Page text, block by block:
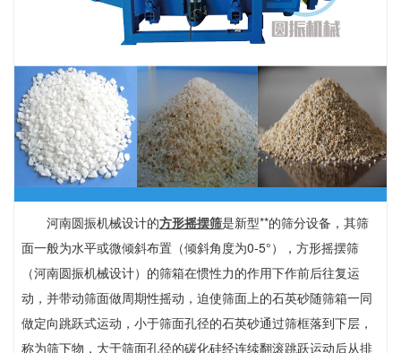
河南圆振机械设计的方形摇摆筛是新型**的筛分设备，其筛
面一般为水平或微倾斜布置（倾斜角度为0-5°），方形摇摆筛
（河南圆振机械设计）的筛箱在惯性力的作用下作前后往复运
动，并带动筛面做周期性摇动，迫使筛面上的石英砂随筛箱一同
做定向跳跃式运动，小于筛面孔径的石英砂通过筛框落到下层，
称为筛下物，大于筛面孔径的碳化硅经连续翻滚跳跃运动后从排